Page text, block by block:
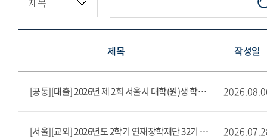
제목 작성일
[공통][대출] 2026년 제 2회 서울시 대학(원)생 학자금대출 이자 지원
[서울][교외] 2026년도 2학기 연재장학재단 32기 장학생 선발안내(~8/10)